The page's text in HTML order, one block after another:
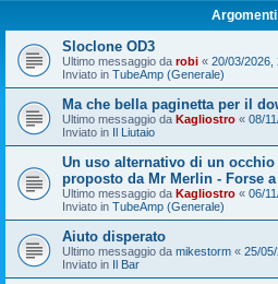
Argomenti
Sloclone OD3
Ultimo messaggio da robi « 20/03/2026,
Inviato in TubeAmp (Generale)
Ma che bella paginetta per il
Ultimo messaggio da Kagliostro « 08/
Inviato in Il Liutaio
Un uso alternativo di un occhio
proposto da Mr Merlin - Forse
Ultimo messaggio da Kagliostro « 06/
Inviato in TubeAmp (Generale)
Aiuto disperato
Ultimo messaggio da mikestorm « 25/
Inviato in Il Bar